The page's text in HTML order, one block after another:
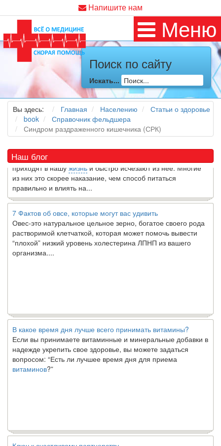
Напишите нам
Меню
Поиск по сайту
Искать...
Вы здесь: Главная Населению
Статьи о здоровье
book
Справочник фельдшера
Синдром раздраженного кишечника (СРК)
Наш блог
Как я заболел во время локдауна?
Это странная ситуация: вы соблюдали все меры
предосторожности COVID-19 (вы почти все время дома),
но, тем не менее, вы каким-то образом простудились. Вы
можете задаться...
Как диетолог, я вижу, что многие причудливые диеты
приходят в нашужизньи быстро исчезают из нее. Многие
из них это скорее наказание, чем способ питаться
правильно и влиять на...
7 Фактов об овсе, которые могут вас удивить
Овес-это натуральное цельное зерно, богатое своего рода
растворимой клетчаткой, которая может помочь вывести
“плохой” низкий уровень холестерина ЛПНП из вашего
организма....
В какое время дня лучше всего принимать витамины?
Если вы принимаете витаминные и минеральные добавки в
надежде укрепить свое здоровье, вы можете задаться
вопросом: “Есть ли лучшее время дня для приема
витаминов ?”
Ключ к счастливому партнерству